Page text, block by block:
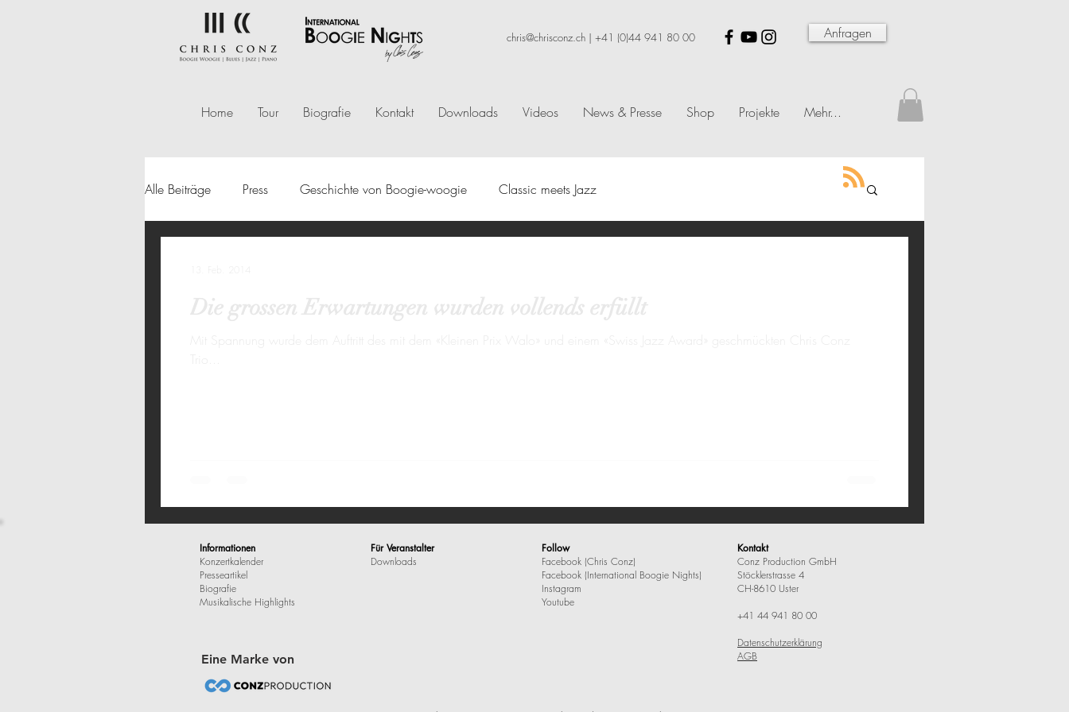
chris@chrisconz.ch | +41 (0)44 941 80 00 Anfragen
Home Tour Biografie Kontakt Downloads Videos News & Presse Shop Projekte Mehr...
Alle Beiträge Press Geschichte von Boogie-woogie Classic meets Jazz
Die grossen Erwartungen wurden vollends erfüllt
Informationen
Konzertkalender
Presseartikel
Biografie
Musikalische Highlights
Für Veranstalter
Downloads
Eine Marke von
Follow
Facebook (Chris Conz)
Facebook (International Boogie Nights)
Instagram
Youtube
Kontakt
Conz Production GmbH
Stöcklerstrasse 4
CH-8610 Uster
+41 44 941 80 00
Datenschutzerklärung
AGB